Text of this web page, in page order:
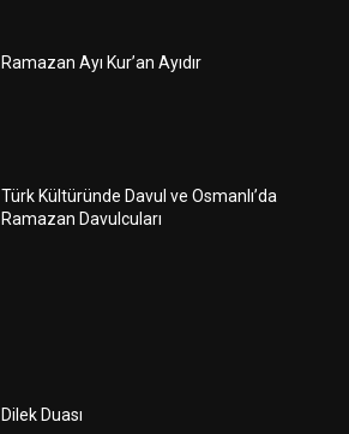
Ramazan Ayı Kur’an Ayıdır
Türk Kültüründe Davul ve Osmanlı’da
Ramazan Davulcuları
Dilek Duası